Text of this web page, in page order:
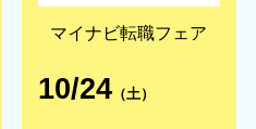
マイナビ転職フェア
10/24（土）